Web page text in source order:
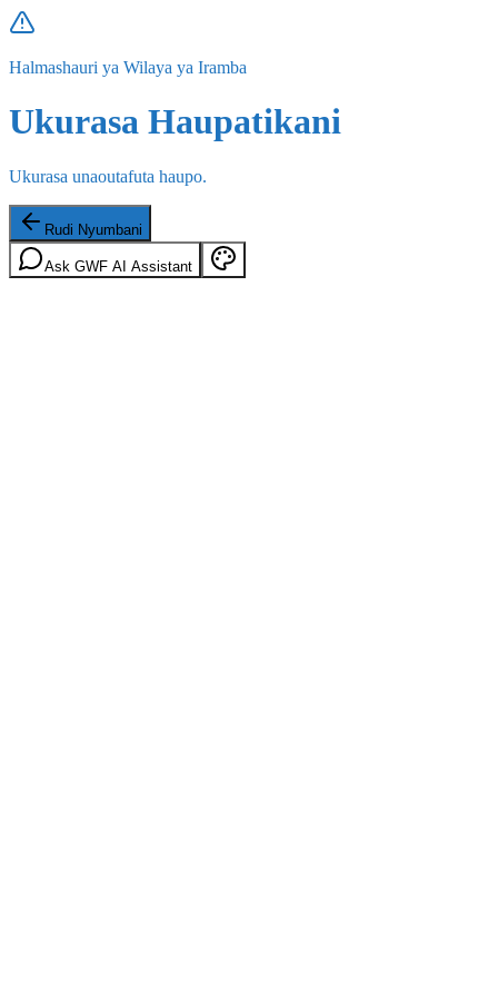
Halmashauri ya Wilaya ya Iramba
Ukurasa Haupatikani
Ukurasa unaoutafuta haupo.
Rudi Nyumbani
Ask GWF AI Assistant